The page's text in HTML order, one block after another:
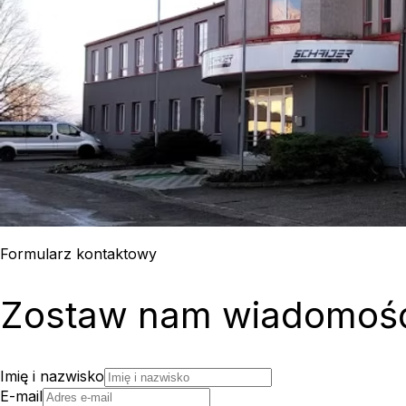
Formularz kontaktowy
Zostaw nam
Imię i nazwisko
E-mail